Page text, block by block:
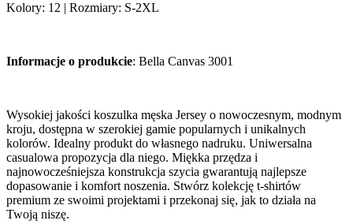
Kolory: 12 | Rozmiary: S-2XL
Informacje o produkcie: Bella Canvas 3001
Wysokiej jakości koszulka męska Jersey o nowoczesnym, modnym
kroju, dostępna w szerokiej gamie popularnych i unikalnych
kolorów. Idealny produkt do własnego nadruku. Uniwersalna
casualowa propozycja dla niego. Miękka przędza i
najnowocześniejsza konstrukcja szycia gwarantują najlepsze
dopasowanie i komfort noszenia. Stwórz kolekcję t-shirtów
premium ze swoimi projektami i przekonaj się, jak to działa na
Twoją niszę.